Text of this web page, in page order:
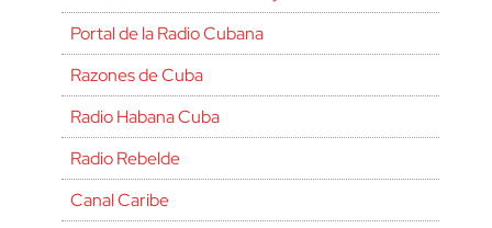
Portal de la Radio Cubana
Razones de Cuba
Radio Habana Cuba
Radio Rebelde
Canal Caribe